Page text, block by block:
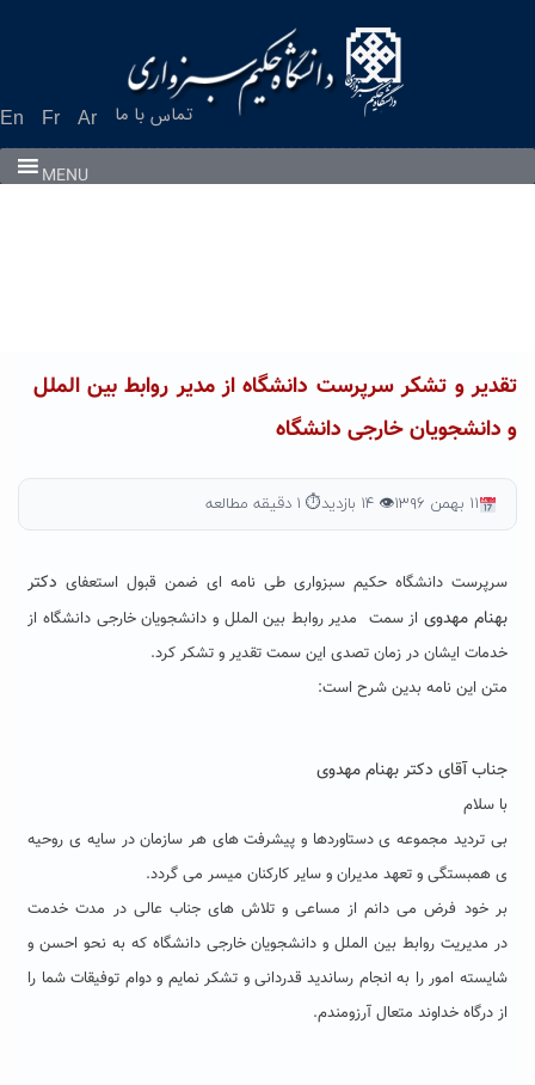
En Fr Ar تماس با ما
MENU
تقدیر و تشکر سرپرست دانشگاه از مدیر روابط بین الملل
و دانشجویان خارجی دانشگاه
۱۱ بهمن ۱۳۹۶ 👁 ۱۴ بازدید ⏱ ۱ دقیقه مطالعه
سرپرست دانشگاه حکیم سبزواری طی نامه ای ضمن قبول استعفای دکتر
بهنام مهدویاز سمت مدیر روابط بین الملل و دانشجویان خارجی دانشگاه از
خدمات ایشان در زمان تصدی این سمت تقدیر و تشکر کرد.
متن این نامه بدین شرح است:
جناب آقای دکتر بهنام مهدوی
با سلام
بی تردید مجموعه ی دستاوردها و پیشرفت های هر سازمان در سایه ی روحیه
ی همبستگی و تعهد مدیران و سایر کارکنان میسر می گردد.
بر خود فرض می دانم از مساعی و تلاش های جناب عالی در مدت خدمت
در مدیریت روابط بین الملل و دانشجویان خارجی دانشگاه که به نحو احسن و
شایسته امور را به انجام رساندید قدردانی و تشکر نمایم و دوام توفیقات شما را
از درگاه خداوند متعال آرزومندم.